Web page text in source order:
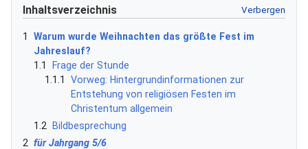
Inhaltsverzeichnis
1
Warum wurde Weihnachten das größte Fest im
Jahreslauf?
1.1
Frage der Stunde
1.1.1
Vorweg: Hintergrundinformationen zur
Entstehung von religiösen Festen im
Christentum allgemein
1.2
Bildbesprechung
2 für Jahrgang 5/6